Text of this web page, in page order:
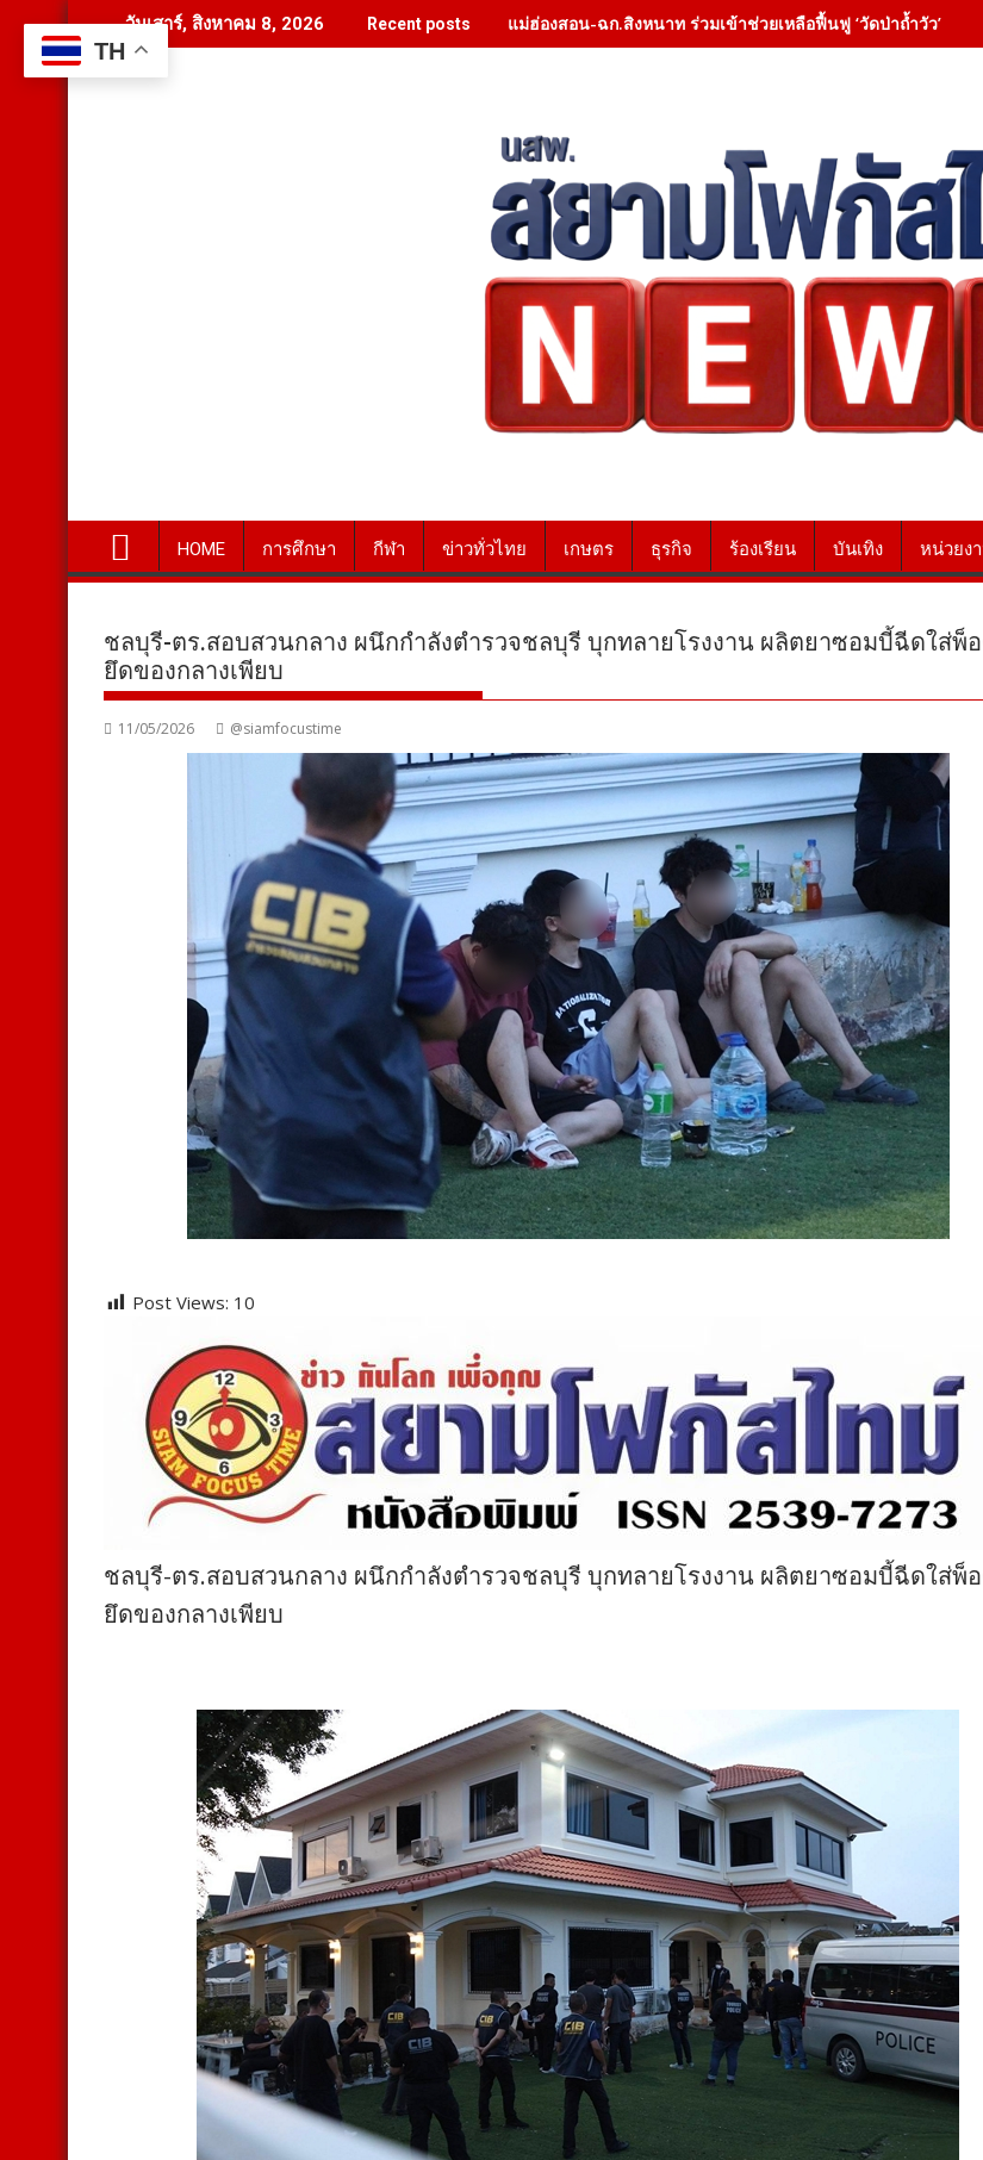
to
content
วันเสาร์, สิงหาคม 8, 2026 Recent posts แม่ฮ่องสอน-ฉก.สิงหนาท ร่วมเข้าช่วยเหลือฟื้นฟู ‘วัดป่าถ้ำวัว’ –
HOME การศึกษา กีฬา ข่าวทั่วไทย เกษตร ธุรกิจ ร้องเรียน บันเทิง หน่วยง
ชลบุรี-ตร.สอบสวนกลาง ผนึกกำลังตำรวจชลบุรี บุกทลายโรงงาน ผลิตยาซอมบี้ฉีดใส่พ็
ยึดของกลางเพียบ
11/05/2026 @siamfocustime
Post Views: 10
ชลบุรี-ตร.สอบสวนกลาง ผนึกกำลังตำรวจชลบุรี บุกทลายโรงงาน ผลิตยาซอมบี้ฉีดใส่พ็
ยึดของกลางเพียบ
TH